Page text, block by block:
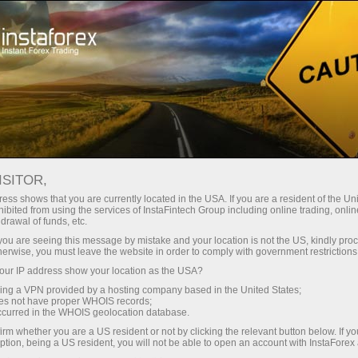
Treyderlar uchun Форекс аналитика Fotoyangiliklar
14:34 2026-06-10
«БОЛЬШОЙ ВЗРЫВ»
ФИЗИЧЕСКОГО ИИ – NVIDIA НА
GTC TAIPEI
shows that you are currently located in the USA. If you are a resident of the
from using the services of InstaFintech Group including online trading,
of funds, etc.
are seeing this message by mistake and your location is not the US, kindly
you must leave the website in order to comply with government
IP address show your location as the USA?
a VPN provided by a hosting company based in the United States;
not have proper WHOIS records;
in the WHOIS geolocation database.
whether you are a US resident or not by clicking the relevant button below. If
being a US resident, you will not be able to open an account with InstaForex